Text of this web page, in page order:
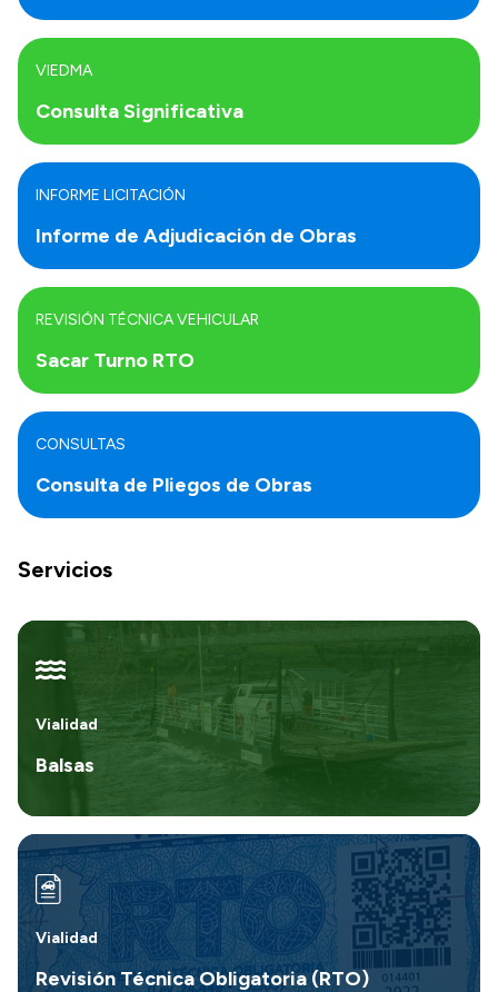
Consulta Significativa
VIEDMA
Informe de Adjudicación de Obras
INFORME LICITACIÓN
Sacar Turno RTO
REVISIÓN TÉCNICA VEHICULAR
Consulta de Pliegos de Obras
CONSULTAS
Servicios
Balsas
Vialidad
Revisión Técnica Obligatoria (RTO)
Vialidad